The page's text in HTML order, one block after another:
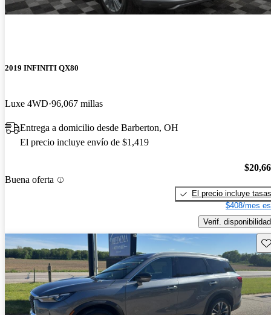
2019 INFINITI QX80
Luxe 4WD 96,067 millas
Entrega a domicilio desde Barberton, OH
El precio incluye envío de $1,419
Buena oferta
El precio incluye tasas
$408/mes
Verif. disponibilidad